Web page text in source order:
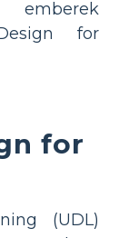
emberek
for
for
(UDL)